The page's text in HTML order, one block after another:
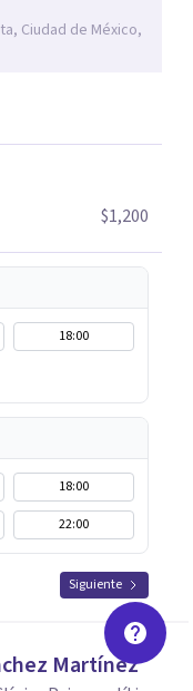
Ciudad de México,
$1,200
18:00
18:00
22:00
Siguiente
Martínez